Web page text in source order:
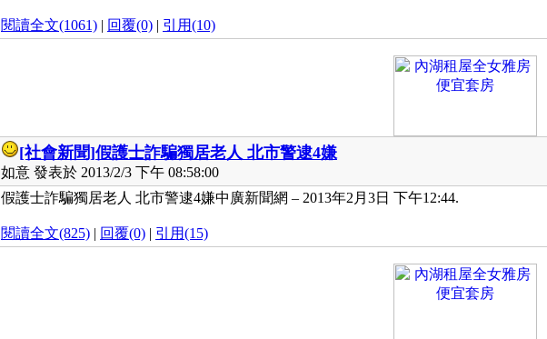
閱讀全文(1061) | 回覆(0) | 引用(10)
[社會新聞]假護士詐騙獨居老人 北市警逮4嫌
如意 發表於 2013/2/3 下午 08:58:00
假護士詐騙獨居老人 北市警逮4嫌中廣新聞網 – 2013年2月3日 下午12:44.
閱讀全文(825) | 回覆(0) | 引用(15)